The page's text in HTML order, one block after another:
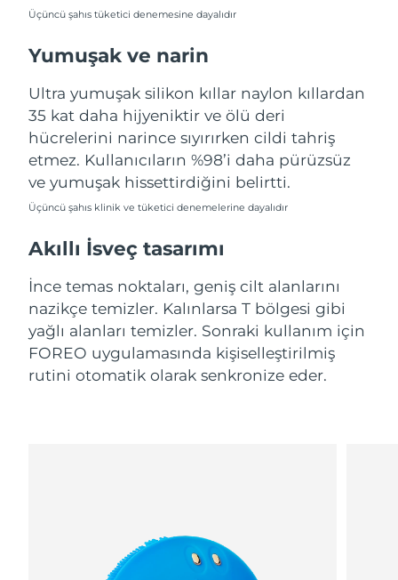
Üçüncü şahıs tüketici denemesine dayalıdır
Yumuşak ve narin
Ultra yumuşak silikon kıllar naylon kıllardan
35 kat daha hijyeniktir ve ölü deri
hücrelerini narince sıyırırken cildi tahriş
etmez. Kullanıcıların %98’i daha pürüzsüz
ve yumuşak hissettirdiğini belirtti.
Üçüncü şahıs klinik ve tüketici denemelerine dayalıdır
Akıllı İsveç tasarımı
İnce temas noktaları, geniş cilt alanlarını
nazikçe temizler. Kalınlarsa T bölgesi gibi
yağlı alanları temizler. Sonraki kullanım için
FOREO uygulamasında kişiselleştirilmiş
rutini otomatik olarak senkronize eder.
Birleşik Arap
Amerika Birleşik
Devletleri
Tahmini teslim tarihi8/10/26
Özbekistan Tahmini teslim tarihi